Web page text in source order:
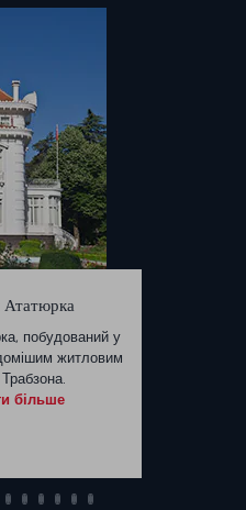
Ататюрка
побудований у
житловим
більше